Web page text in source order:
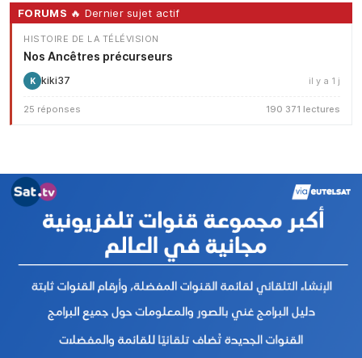
FORUMS 🔥 Dernier sujet actif
HISTOIRE DE LA TÉLÉVISION
Nos Ancêtres précurseurs
K kiki37 il y a 1 j
25 réponses 190 371 lectures